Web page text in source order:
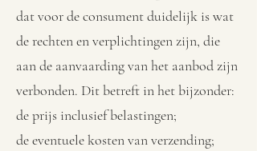
dat voor de consument duidelijk is wat
de rechten en verplichtingen zijn, die
aan de aanvaarding van het aanbod zijn
verbonden. Dit betreft in het bijzonder:
de prijs inclusief belastingen;
de eventuele kosten van verzending;